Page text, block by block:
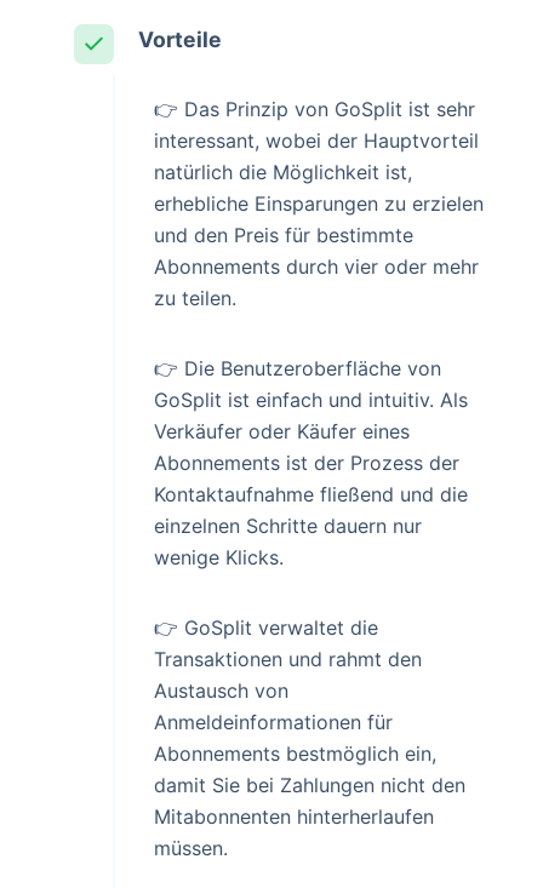
Vorteile
👉 Das Prinzip von GoSplit ist sehr
interessant, wobei der Hauptvorteil
natürlich die Möglichkeit ist,
erhebliche Einsparungen zu erzielen
und den Preis für bestimmte
Abonnements durch vier oder mehr
zu teilen.
👉 Die Benutzeroberfläche von
GoSplit ist einfach und intuitiv. Als
Verkäufer oder Käufer eines
Abonnements ist der Prozess der
Kontaktaufnahme fließend und die
einzelnen Schritte dauern nur
wenige Klicks.
👉 GoSplit verwaltet die
Transaktionen und rahmt den
Austausch von
Anmeldeinformationen für
Abonnements bestmöglich ein,
damit Sie bei Zahlungen nicht den
Mitabonnenten hinterherlaufen
müssen.